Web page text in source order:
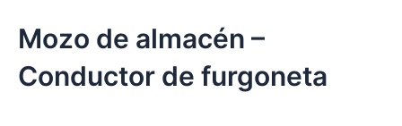
Mozo de almacén –
Conductor de furgoneta